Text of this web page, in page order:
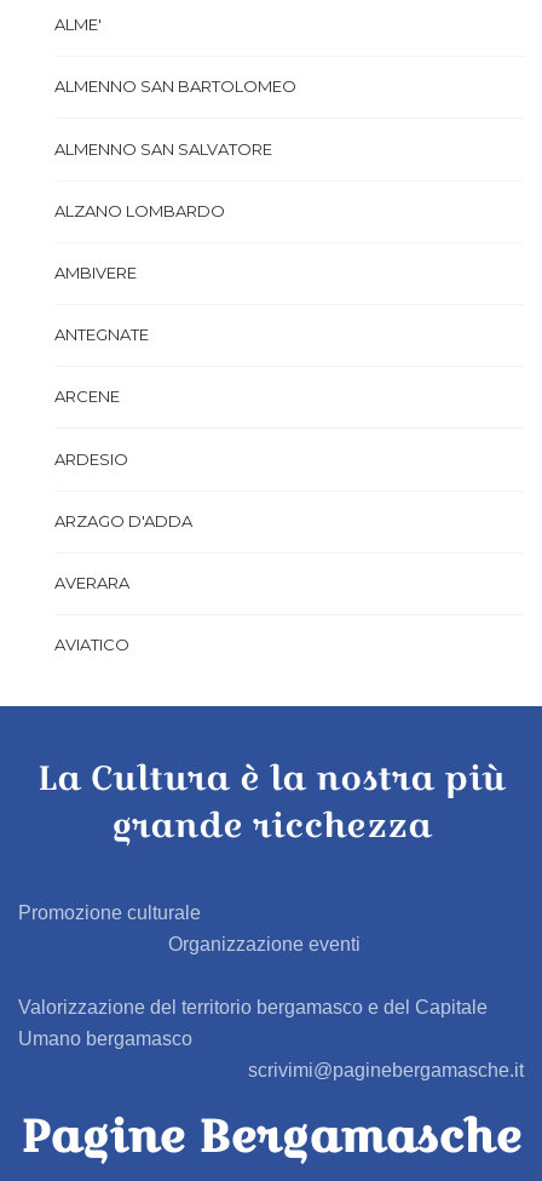
ALME'
ALMENNO SAN BARTOLOMEO
ALMENNO SAN SALVATORE
ALZANO LOMBARDO
AMBIVERE
ANTEGNATE
ARCENE
ARDESIO
ARZAGO D'ADDA
AVERARA
AVIATICO
AZZANO SAN PAOLO
AZZONE
BAGNATICA
BARIANO
BEDULITA
La Cultura è la nostra più
grande ricchezza
Promozione culturale
Organizzazione eventi
Valorizzazione del territorio bergamasco e del Capitale
Umano bergamasco
scrivimi@paginebergamasche.it
Pagine Bergamasche